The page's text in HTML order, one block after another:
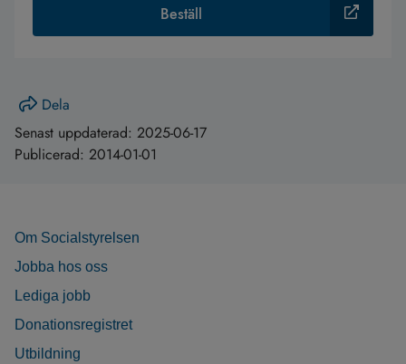
Beställ
Dela
Senast uppdaterad: 2025-06-17
Publicerad: 2014-01-01
Om Socialstyrelsen
Jobba hos oss
Lediga jobb
Donationsregistret
Utbildning